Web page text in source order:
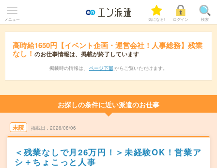
メニュー 気になる! ログイン 検索
高時給1650円【イベント企画・運営会社！人事総務】残業
なし！ のお仕事情報は、掲載が終了しています
掲載時の情報は、 ページ下部 からご覧いただけます。
お探しの条件に近い派遣のお仕事
未読 掲載日 2026/08/06
＜残業なしで月26万円！＞未経験OK！営業ア
シ＋ちょこっと人事